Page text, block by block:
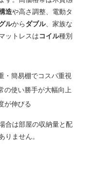
造や高さ調整、電動タ
ルからダブル、家族な
ットレスはコイル種別
・簡易棚でコスパ重視
の使い勝手が大幅向上
が伸びる
合は部屋の収納量と配
りません。